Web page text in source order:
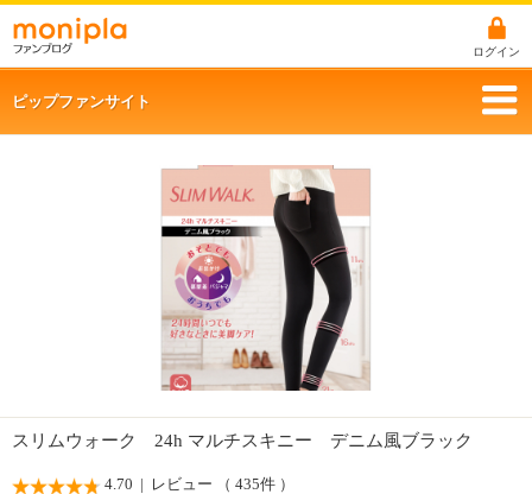
ログイン
ピップファンサイト
スリムウォーク 24h マルチスキニー デニム風ブラック
4.70 | レビュー （ 435件 ）